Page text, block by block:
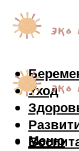
Уход
Меню